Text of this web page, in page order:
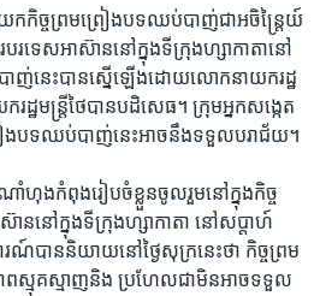
យក​កិច្ច​ព្រមព្រៀង​បទ​ឈប់បាញ់​ជាអចិន្ត្រៃយ៍​
ារ​បរទេស​អាស៊ាន​នៅ​ក្នុង​ទីក្រុង​ហ្សាកាតា​នៅ​
នេះ​បាន​ស្នើ​ឡើង​ដោយ​លោក​នាយក​រដ្ឋ
ដ្ឋមន្ត្រី​ថៃ​បាន​បដិសេធ។​ ក្រុម​អ្នក​សង្កេត​
ង​បទ​ឈប់បាញ់​នេះ​អាច​នឹង​ទទួល​បរាជ័យ។
ាំហុង​កំពុង​រៀបចំ​ខ្លួន​ចូលរួម​នៅ​ក្នុង​កិច្ច
ាស៊ាន​នៅ​ក្នុង​ទីក្រុង​ហ្សាកាតា​ ​នៅ​សប្តាហ៍​
រណ៍​បាន​និយាយ​នៅថ្ងៃ​សុក្រ​នេះ​ថា​ កិច្ច​ព្រម
ស្មុគស្មាញនិង​ ប្រហែលជា​មិន​អាច​ទទួល​